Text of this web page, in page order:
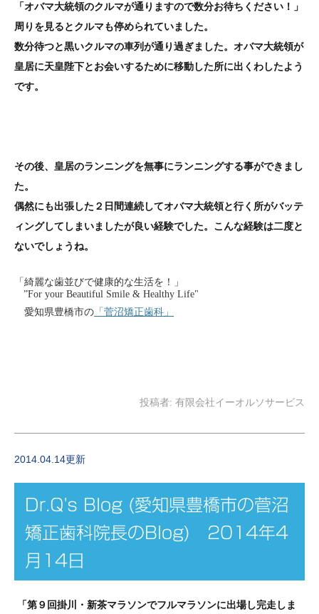
「オバマ大統領のクルマが通りますので数分お待ちください！」
周りを見るとクルマも停められていました。
数分待つと黒いクルマの車列が通り過ぎました。オバマ大統領が
皇居に天皇陛下とお会いするために移動した所に出くわしたよう
です。
その後、皇居のランニングを無事にランニングする事ができまし
た。
偶然にも出張した２日間連続してオバマ大統領と行く所がバッテ
ィングしてしまいましたが良い経験でした。こんな経験は二度と
ないでしょうね。
「綺麗な歯並びで健康的な生活を！」
”For your Beautiful Smile & Healthy Life"
愛知県豊橋市の 「菅沼矯正歯科」
投稿者: 有限会社イーオルソサービス
2014.04.14更新
Dr.Q's Blog (愛知県豊橋市の菅沼
矯正歯科院長のBlog) 2014年4
月14日
「第９回掛川・新茶マラソンでフルマラソンに出場し完走しま